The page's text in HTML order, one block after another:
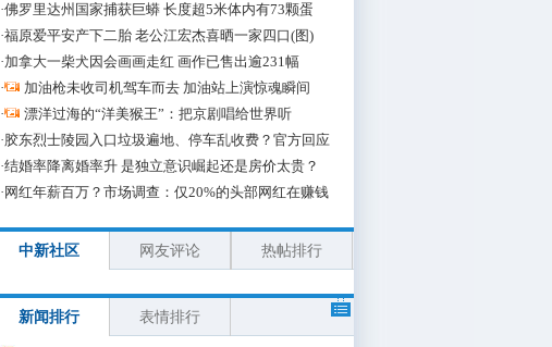
·佛罗里达州国家捕获巨蟒 长度超5米体内有73颗蛋
·福原爱平安产下二胎 老公江宏杰喜晒一家四口(图)
·加拿大一柴犬因会画画走红 画作已售出逾231幅
·
加油枪未收司机驾车而去 加油站上演惊魂瞬间
·
漂洋过海的“洋美猴王”：把京剧唱给世界听
·胶东烈士陵园入口垃圾遍地、停车乱收费？官方回应
·结婚率降离婚率升 是独立意识崛起还是房价太贵？
· 网红年薪百万？市场调查：仅20%的头部网红在赚钱
中新社区 网友评论 热帖排行
新闻排行 表情排行